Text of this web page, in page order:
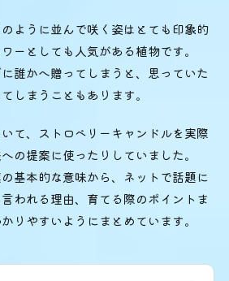
ように並んで咲く姿はとても印象的
ーとしても人気がある植物です。
誰かへ贈ってしまうと、思っていた
しまうこともあります。
て、ストロベリーキャンドルを実際
の提案に使ったりしていました。
基本的な意味から、ネットで話題に
われる理由、育てる際のポイントま
りやすいようにまとめています。